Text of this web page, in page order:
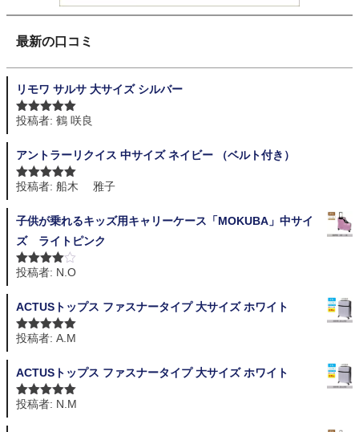
最新の口コミ
リモワ サルサ 大サイズ シルバー
5段階中 5の
投稿者: 鶴 咲良
アントラーリクイス 中サイズ ネイビー （ベルト付き）
5段階中 5の
投稿者: 船木 雅子
子供が乗れるキッズ用キャリーケース「MOKUBA」中サイ
ズ ライトピンク
5段階中 4
投稿者: N.O
ACTUSトップス ファスナータイプ 大サイズ ホワイト
5段階中 5の
投稿者: A.M
ACTUSトップス ファスナータイプ 大サイズ ホワイト
5段階中 5の
投稿者: N.M